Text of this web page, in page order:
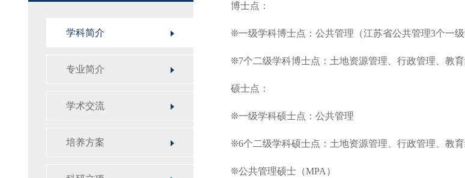
学科简介
专业简介
学术交流
培养方案
博士点：
❊一级学科博士点：公共管理 （江苏省公共管理3个一
❊7个二级学科博士点：土地资源管理、行政管理、教
硕士点：
❊一级学科硕士点：公共管理
❊6个二级学科硕士点：土地资源管理、行政管理、教
❊公共管理硕士（MPA）